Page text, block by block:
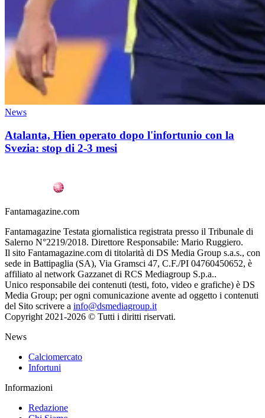
News
Atalanta, Hien operato dopo l'infortunio con la
Svezia: stop di 2-3 mesi
Fantamagazine.com
Fantamagazine Testata giornalistica registrata presso il Tribunale di
Salerno N°2219/2018. Direttore Responsabile: Mario Ruggiero.
Il sito Fantamagazine.com di titolarità di DS Media Group s.a.s., con
sede in Battipaglia (SA), Via Gramsci 47, C.F./PI 04760450652, è
affiliato al network Gazzanet di RCS Mediagroup S.p.a..
Unico responsabile dei contenuti (testi, foto, video e grafiche) è DS
Media Group; per ogni comunicazione avente ad oggetto i contenuti
del Sito scrivere a info@dsmediagroup.it
Copyright 2021-2026 © Tutti i diritti riservati.
News
Calciomercato
Infortuni
Informazioni
Redazione